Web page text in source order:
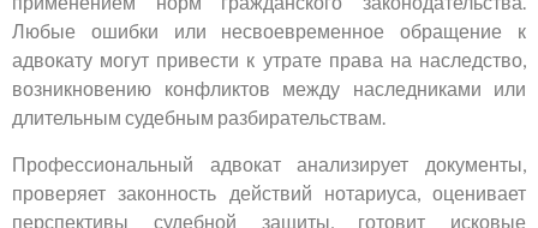
Любые ошибки или несвоевременное обращение к
адвокату могут привести к утрате права на наследство,
возникновению конфликтов между наследниками или
длительным судебным разбирательствам.
Профессиональный адвокат анализирует документы,
проверяет законность действий нотариуса, оценивает
перспективы судебной защиты, готовит исковые